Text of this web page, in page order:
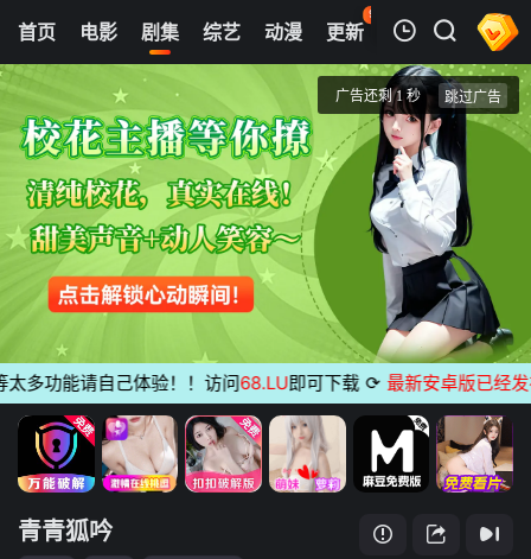
首页 电影 剧集 综艺 动漫 更新
95
热榜 APP
我的观影记录
1
青青狐吟
清空
能请自己体验！！访问 68.LU即可下载 ⟳ 最新安卓版已经发布无
青青狐吟